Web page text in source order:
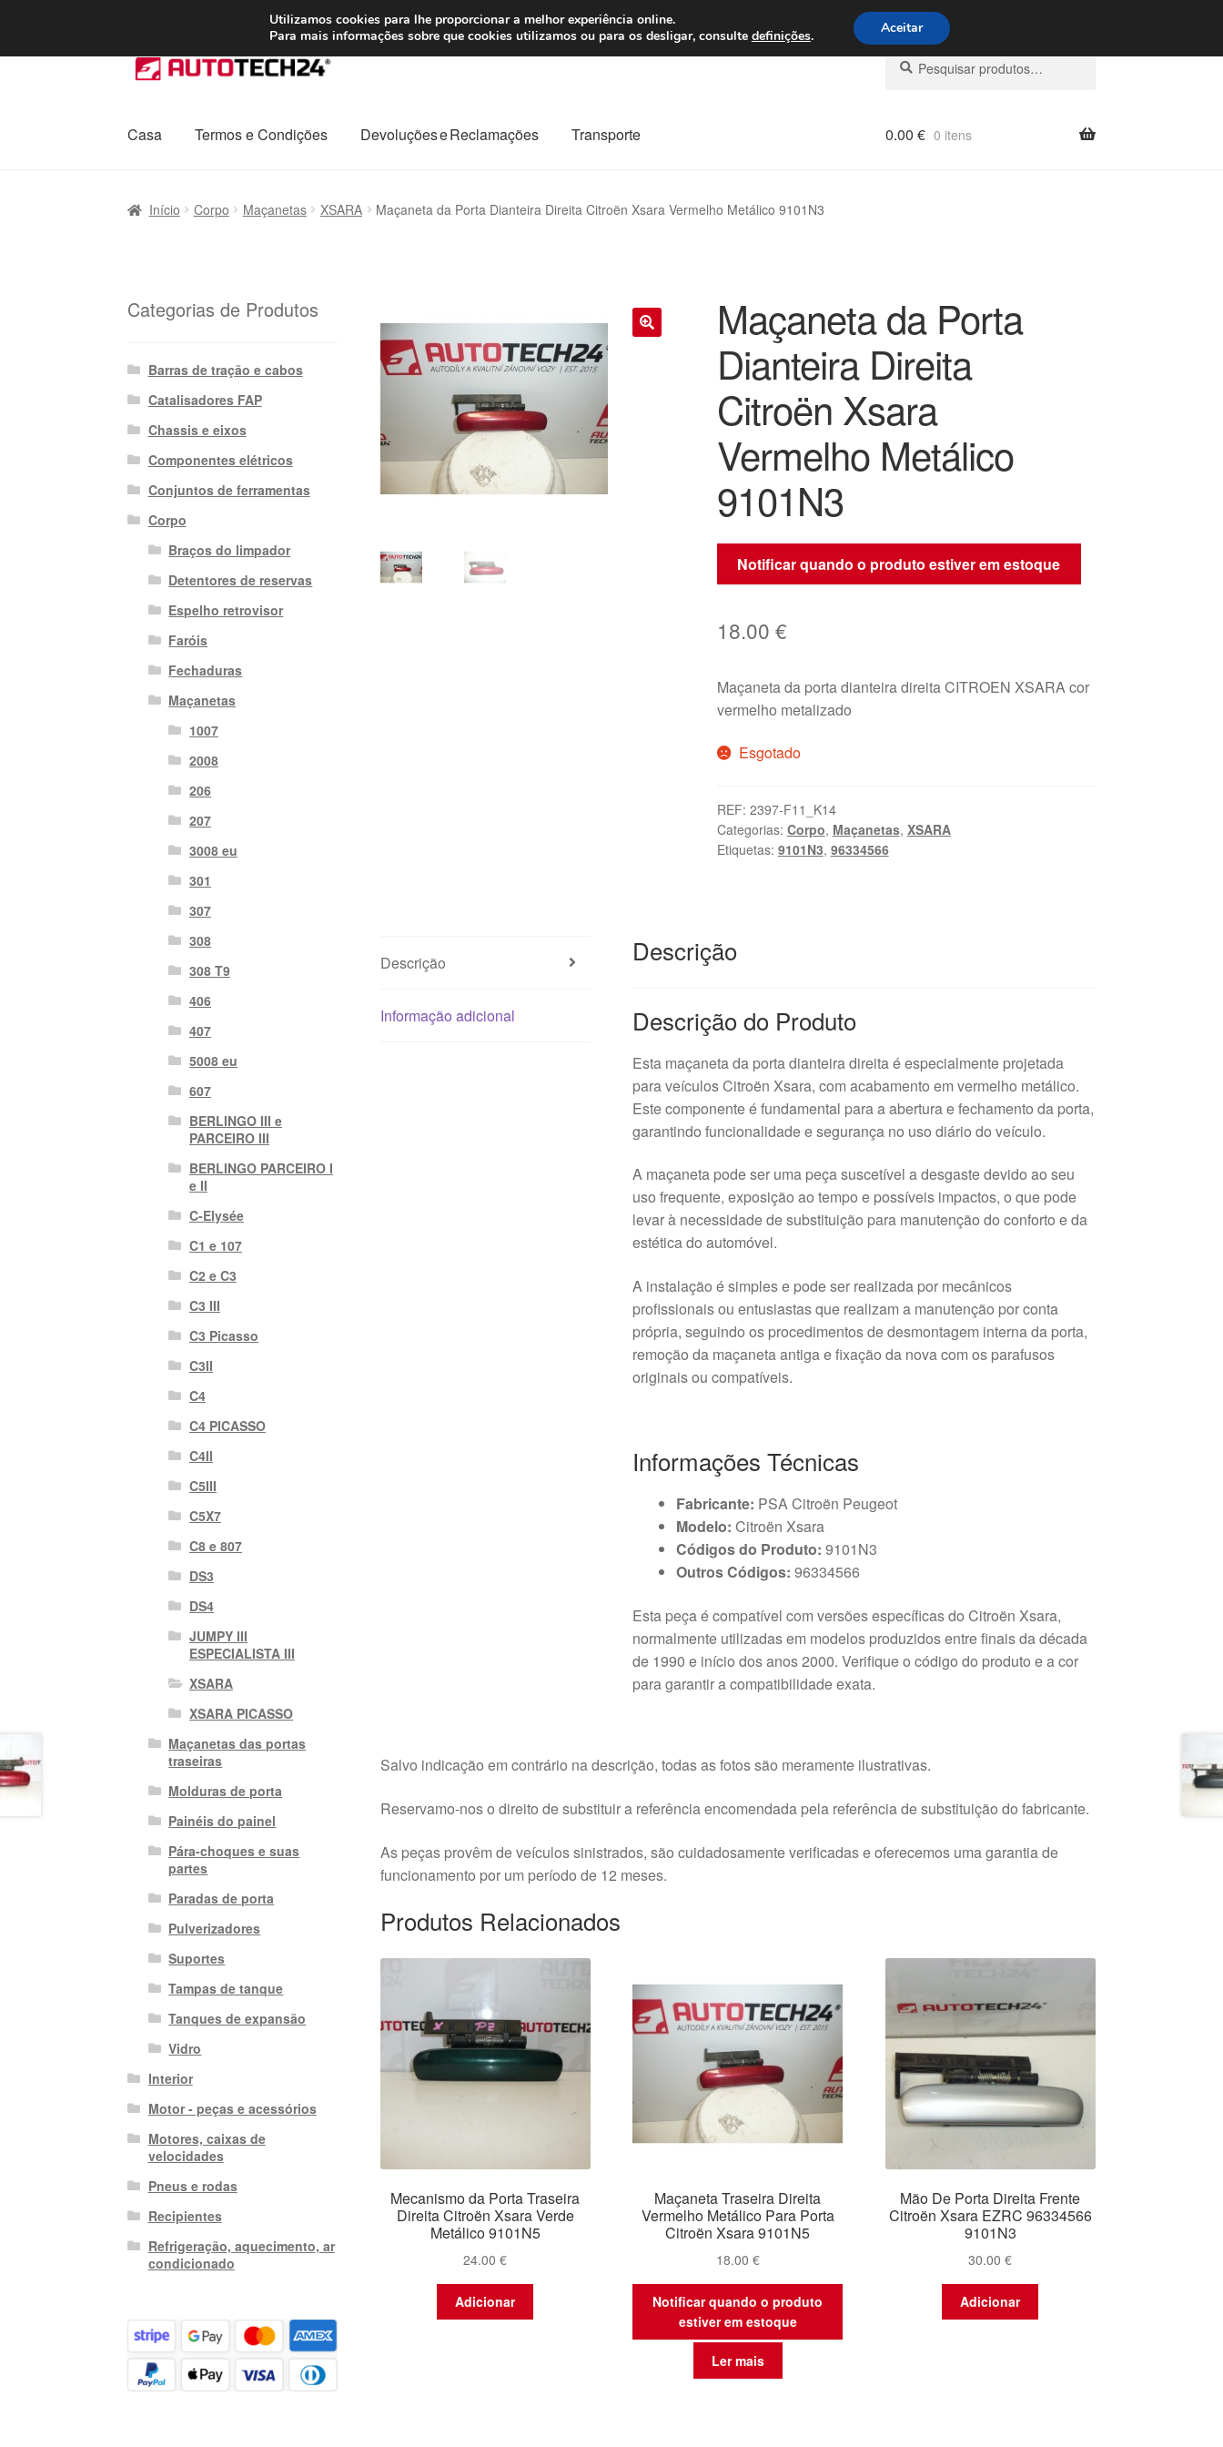
ENVIO a partir de 7 EUR Seg-Sex, das 9h às 16h800 500 967
Ir
para
navegação
Saltar
para
conteúdo
Pesquisar
por:
Pesquisa
Casa Termos e Condições Devoluções e Reclamações Transporte 0.00 € 0 itens
Início Corpo Maçanetas XSARA Maçaneta da Porta Dianteira Direita Citroën Xsara Vermelho Metálico 9101N3
Maçaneta da Porta
Dianteira Direita
Citroën Xsara
Vermelho Metálico
9101N3
Notificar quando o produto estiver em estoque
18.00 €
Maçaneta da porta dianteira direita CITROEN XSARA cor
vermelho metalizado
Esgotado
REF: 2397-F11_K14
Categorias: Corpo, Maçanetas, XSARA
Etiquetas: 9101N3, 96334566
Descrição
Informação adicional
Descrição
Descrição do Produto
Esta maçaneta da porta dianteira direita é especialmente projetada
para veículos Citroën Xsara, com acabamento em vermelho metálico.
Este componente é fundamental para a abertura e fechamento da porta,
garantindo funcionalidade e segurança no uso diário do veículo.
A maçaneta pode ser uma peça suscetível a desgaste devido ao seu
uso frequente, exposição ao tempo e possíveis impactos, o que pode
levar à necessidade de substituição para manutenção do conforto e da
estética do automóvel.
A instalação é simples e pode ser realizada por mecânicos
profissionais ou entusiastas que realizam a manutenção por conta
própria, seguindo os procedimentos de desmontagem interna da porta,
remoção da maçaneta antiga e fixação da nova com os parafusos
originais ou compatíveis.
Informações Técnicas
Fabricante: PSA Citroën Peugeot
Modelo: Citroën Xsara
Códigos do Produto: 9101N3
Outros Códigos: 96334566
Esta peça é compatível com versões específicas do Citroën Xsara,
normalmente utilizadas em modelos produzidos entre finais da década
de 1990 e início dos anos 2000. Verifique o código do produto e a cor
para garantir a compatibilidade exata.
Salvo indicação em contrário na descrição, todas as fotos são meramente ilustrativas.
Reservamo-nos o direito de substituir a referência encomendada pela referência de substituição do fabricante.
As peças provêm de veículos sinistrados, são cuidadosamente verificadas e oferecemos uma garantia de
funcionamento por um período de 12 meses.
Produtos Relacionados
Mecanismo da Porta Traseira
Direita Citroën Xsara Verde
Metálico 9101N5
24.00€
Adicionar
Maçaneta Traseira Direita
Vermelho Metálico Para Porta
Citroën Xsara 9101N5
18.00 €
Notificar quando o produto
estiver em estoque
Ler mais
Mão De Porta Direita Frente
Citroën Xsara EZRC 96334566
9101N3
30.00€
Adicionar
Categorias de Produtos
Barras de tração e cabos
Catalisadores FAP
Chassis e eixos
Componentes elétricos
Conjuntos de ferramentas
Corpo
Braços do limpador
Detentores de reservas
Espelho retrovisor
Faróis
Fechaduras
Maçanetas
1007
2008
206
207
3008 eu
301
307
308
308 T9
406
407
5008 eu
607
BERLINGO III e
PARCEIRO III
BERLINGO PARCEIRO I
e II
C-Elysée
C1 e 107
C2 e C3
C3 III
C3 Picasso
C3II
C4
C4 PICASSO
C4II
C5III
C5X7
C8 e 807
DS3
DS4
JUMPY III
ESPECIALISTA III
XSARA
XSARA PICASSO
Maçanetas das portas
traseiras
Molduras de porta
Painéis do painel
Pára-choques e suas
partes
Paradas de porta
Pulverizadores
Suportes
Tampas de tanque
Tanques de expansão
Vidro
Interior
Motor - peças e acessórios
Motores, caixas de
velocidades
Pneus e rodas
Recipientes
Refrigeração, aquecimento, ar
condicionado
Utilizamos cookies para lhe proporcionar a melhor experiência online.
Para mais informações sobre que cookies utilizamos ou para os desligar, consulte definições. Aceitar